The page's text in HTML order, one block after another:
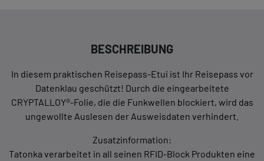
BESCHREIBUNG
In diesem praktischen Reisepass-Etui ist Ihr Reisepass vor
Datenklau geschützt! Durch die eingearbeitete
CRYPTALLOY®-Folie, die die Funkwellen blockiert, wird das
ungewollte Auslesen der Ausweisdaten verhindert.
Zusatzinformation:
Tatonka verarbeitet in all seinen RFID-Block Produkten eine